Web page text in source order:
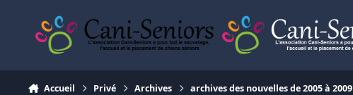
Accueil Privé Archives archives des nouvelles de 2005 à 2009